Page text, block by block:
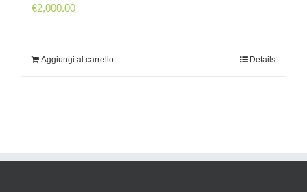
€2,000.00
Aggiungi al carrello Details